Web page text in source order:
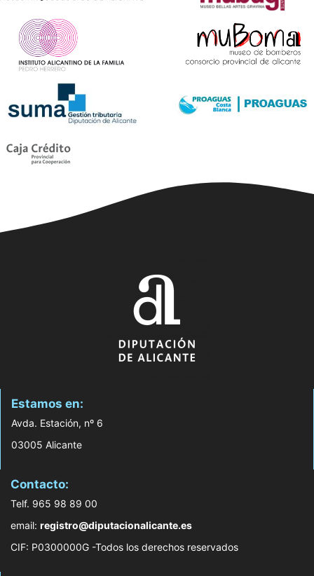
Estamos en:
Avda. Estación, nº 6
03005 Alicante
Contacto:
Telf. 965 98 89 00
email: registro@diputacionalicante.es
CIF: P0300000G -Todos los derechos reservados